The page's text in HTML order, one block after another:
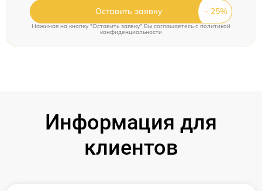
Оставить заявку
Нажимая на кнопку "Оставить заявку" Вы соглашаетесь c политикой
конфиденциальности
Информация для
клиентов